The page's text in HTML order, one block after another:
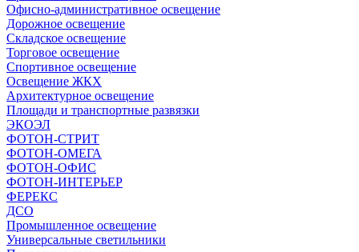
Офисно-административное освещение
Дорожное освещение
Складское освещение
Торговое освещение
Спортивное освещение
Освещение ЖКХ
Архитектурное освещение
Площади и транспортные развязки
ЭКОЭЛ
ФОТОН-СТРИТ
ФОТОН-ОМЕГА
ФОТОН-ОФИС
ФОТОН-ИНТЕРЬЕР
ФЕРЕКС
ДСО
Промышленное освещение
Универсальные светильники